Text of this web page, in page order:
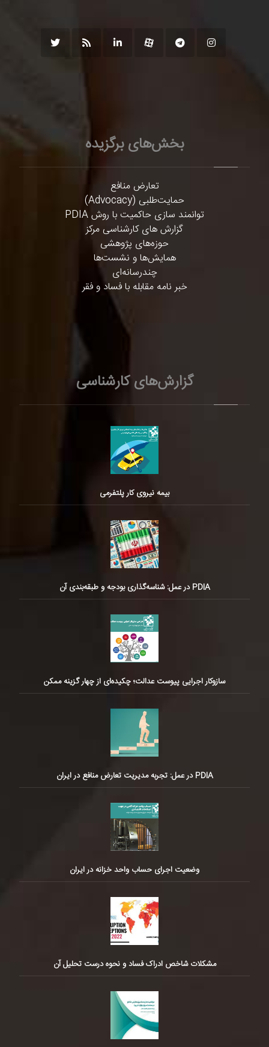
بخش‌های برگزیده
تعارض منافع
حمایت‌طلبی (Advocacy)
توانمند سازی حاکمیت با روش PDIA
گزارش های کارشناسی مرکز
حوزه‌های پژوهشی
همایش‌ها و نشست‌ها
چندرسانه‌ای
خبر نامه مقابله با فساد و فقر
گزارش‌های کارشناسی
بیمه نیروی کار پلتفرمی
PDIA در عمل: شناسه‌گذاری بودجه و طبقه‌بندی آن
سازوکار اجرایی پیوست عدالت؛ چکیده‌ای از چهار گزینه ممکن
PDIA در عمل: تجربه مدیریت تعارض منافع در ایران
وضعیت اجرای حساب واحد خزانه در ایران
مشکلات شاخص ادراک فساد و نحوه درست تحلیل آن